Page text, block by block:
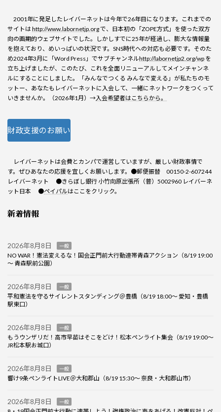
2001年に発足したレイバーネットは今年で26年目になります。これまでの
サイトはhttp://www.labornetjp.orgで、日本初の「ZOPE方式」を使った双方
向の画期的ウェブサイトでした。しかしすでに25年が経過し、膨大な情報量
を抱えており、めいっぱいの状況です。SNS時代への対応も必要です。そのた
め2024年3月に「Word Press」でサブチャンネルhttp://labornetjp2.org/wp を
立ち上げましたが、このたび、これを全面リニューアルしてメインチャンネ
ルにすることにしました。「みんなでつくる みんなで変える」が私たちのモ
ットー、あなたもレイバーネットに入会して、一緒にネットワークをつくって
いきませんか。（2026年1月）→入会希望者はこちらから。
財政支援のお願い
レイバーネットは会費とカンパで運営していますが、厳しい財政事情で
す。ぜひあなたの応援を宜しくお願いします。●郵便振替 00150-2-607244
レイバーネット ●きらぼし銀行 小竹向原出張所（普）5002960 レイバーネ
ット日本 ●ペイパルはここをクリック。
新着情報
2026年8月8日 一般
NO WAR！憲法変えるな！国会正門前大行動連帯青森アクション（8/19 19:00
～ 青森駅前公園）
2026年8月8日 一般
平和憲法を守るサイレントスタンディング＠豊橋（8/19 18:00～ 愛知・豊橋
駅東口）
2026年8月8日 一般
もうウンザリだ！高市早苗はそこをどけ！松本ペンライト集会（8/19 19:00～
JR松本駅お城口）
2026年8月8日 一般
響け9条ペンライトLIVE＠大和郡山（8/19 15:30～ 奈良・大和郡山市）
2026年8月8日 一般